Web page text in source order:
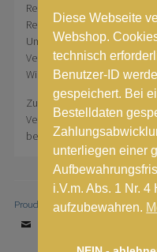
Registergericht: Amtsgericht
Registernummer: HRB 184811
Vertretungsberechtigte
Wirtschaftsing.(FH) Paul
Zur Teilnahme an einem
bereit.
Proudly powered by WordPress
Diese Webseite
Webshop.
technisch
Benutzer-ID
gespeichert. Bei
Bestelldaten
unterliegen einer
i.V.m. Abs. 1 Nr. 4
aufzubewahren.